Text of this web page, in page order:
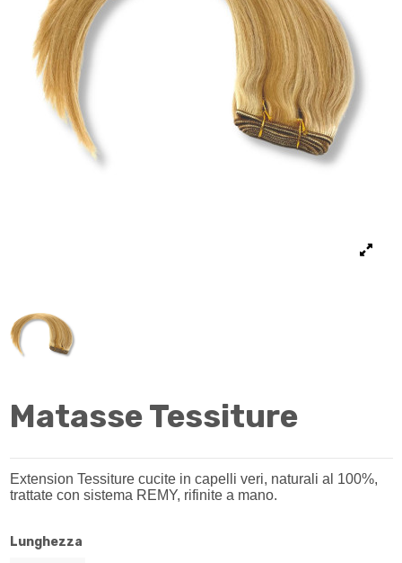
Matasse Tessiture
Extension Tessiture cucite in capelli veri, naturali al 100%,
trattate con sistema REMY, rifinite a mano.
Lunghezza